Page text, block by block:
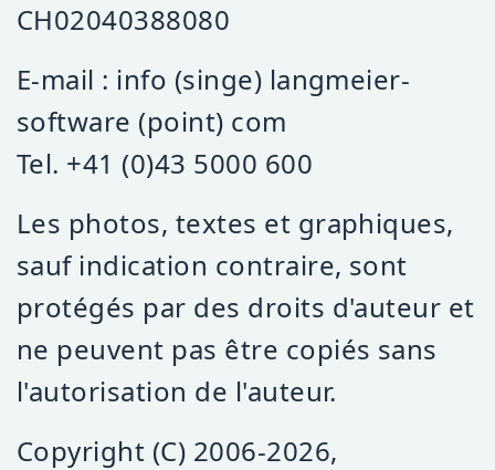
CH02040388080
E-mail : info (singe) langmeier-
software (point) com
Tel. +41 (0)43 5000 600
Les photos, textes et graphiques,
sauf indication contraire, sont
protégés par des droits d'auteur et
ne peuvent pas être copiés sans
l'autorisation de l'auteur.
Copyright (C) 2006-2026,